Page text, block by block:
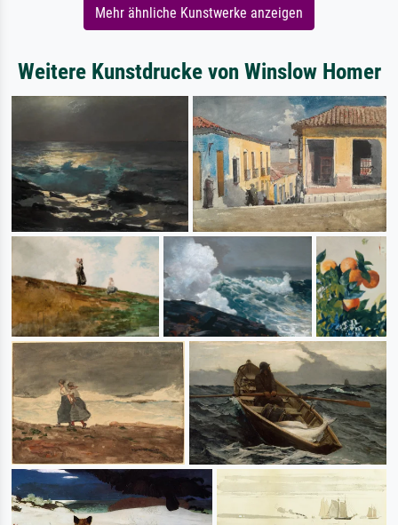
Mehr ähnliche Kunstwerke anzeigen
Weitere Kunstdrucke von Winslow Homer